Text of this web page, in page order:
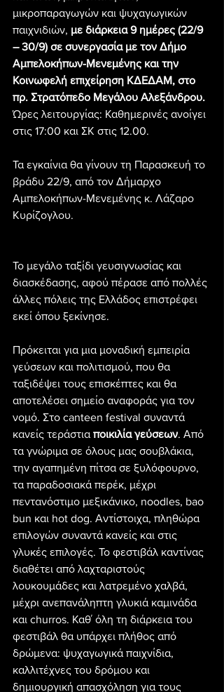
μικροπαραγωγών και ψυχαγωγικών
παιχνιδιών, με διάρκεια 9 ημέρες (22/9
– 30/9) σε συνεργασία με τον Δήμο
Αμπελοκήπων-Μενεμένης και την
Κοινωφελή επιχείρηση ΚΔΕΔΑΜ, στο
πρ. Στρατόπεδο Μεγάλου Αλεξάνδρου.
Ώρες λειτουργίας: Καθημερινές ανοίγει
στις 17:00 και ΣΚ στις 12.00.
Τα εγκαίνια θα γίνουν τη Παρασκευή το
βράδυ 22/9, από τον Δήμαρχο
Αμπελοκήπων-Μενεμένης κ. Λάζαρο
Κυρίζογλου.
Το μεγάλο ταξίδι γευσιγνωσίας και
διασκέδασης, αφού πέρασε από πολλές
άλλες πόλεις της Ελλάδος επιστρέφει
εκεί όπου ξεκίνησε.
Πρόκειται για μια μοναδική εμπειρία
γεύσεων και πολιτισμού, που θα
ταξιδέψει τους επισκέπτες και θα
αποτελέσει σημείο αναφοράς για τον
νομό. Στο canteen festival συναντά
κανείς τεράστια ποικιλία γεύσεων. Από
τα γνώριμα σε όλους μας σουβλάκια,
την αγαπημένη πίτσα σε ξυλόφουρνο,
τα παραδοσιακά περέκ, μέχρι
πεντανόστιμο μεξικάνικο, noodles, bao
bun και hot dog. Αντίστοιχα, πληθώρα
επιλογών συναντά κανείς και στις
γλυκές επιλογές. Το φεστιβάλ καντίνας
διαθέτει από λαχταριστούς
λουκουμάδες και λατρεμένο χαλβά,
μέχρι ανεπανάληπτη γλυκιά καμινάδα
και churros. Καθ΄ όλη τη διάρκεια του
φεστιβάλ θα υπάρχει πλήθος από
δρώμενα: ψυχαγωγικά παιχνίδια,
καλλιτέχνες του δρόμου και
δημιουργική απασχόληση για τους